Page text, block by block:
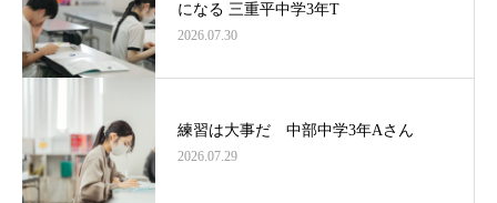
になる 三重平中学3年T
2026.07.30
練習は大事だ 中部中学3年Aさん
2026.07.29